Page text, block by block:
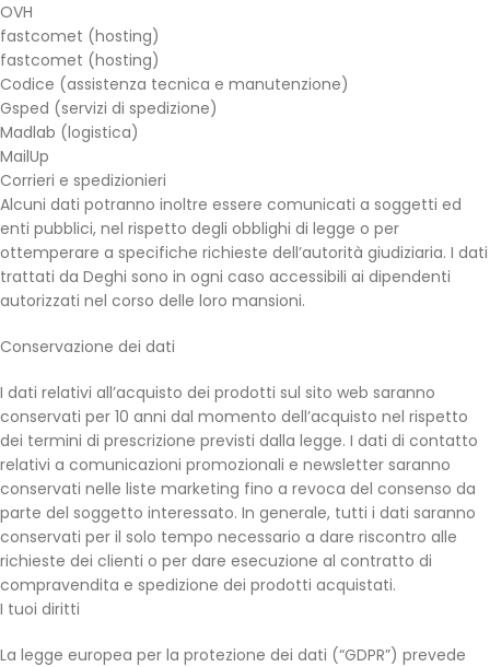
OVH
fastcomet (hosting)
fastcomet (hosting)
Codice (assistenza tecnica e manutenzione)
Gsped (servizi di spedizione)
Madlab (logistica)
MailUp
Corrieri e spedizionieri
Alcuni dati potranno inoltre essere comunicati a soggetti ed
enti pubblici, nel rispetto degli obblighi di legge o per
ottemperare a specifiche richieste dell’autorità giudiziaria. I dati
trattati da Deghi sono in ogni caso accessibili ai dipendenti
autorizzati nel corso delle loro mansioni.
Conservazione dei dati
I dati relativi all’acquisto dei prodotti sul sito web saranno
conservati per 10 anni dal momento dell’acquisto nel rispetto
dei termini di prescrizione previsti dalla legge. I dati di contatto
relativi a comunicazioni promozionali e newsletter saranno
conservati nelle liste marketing fino a revoca del consenso da
parte del soggetto interessato. In generale, tutti i dati saranno
conservati per il solo tempo necessario a dare riscontro alle
richieste dei clienti o per dare esecuzione al contratto di
compravendita e spedizione dei prodotti acquistati.
I tuoi diritti
La legge europea per la protezione dei dati (“GDPR”) prevede